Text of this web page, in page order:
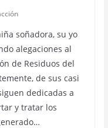
soñadora, su yo
alegaciones al
de Residuos del
de sus casi
dedicadas a
y tratar los